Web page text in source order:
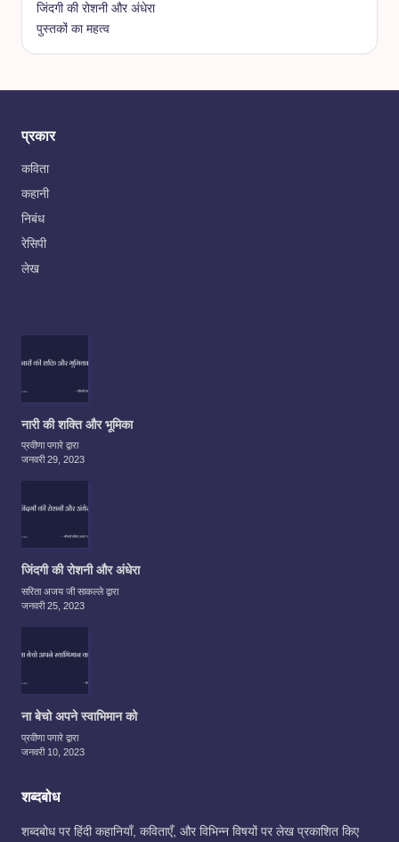
जिंदगी की रोशनी और अंधेरा
पुस्तकों का महत्व
प्रकार
कविता
कहानी
निबंध
रेसिपी
लेख
नारी की शक्ति और भूमिका
प्रवीणा पगारे द्वारा
जनवरी 29, 2023
जिंदगी की रोशनी और अंधेरा
सरिता अजय जी साकल्ले द्वारा
जनवरी 25, 2023
ना बेचो अपने स्वाभिमान को
प्रवीणा पगारे द्वारा
जनवरी 10, 2023
शब्दबोध
शब्दबोध पर हिंदी कहानियाँ, कविताएँ, और विभिन्न विषयों पर लेख प्रकाशित किए